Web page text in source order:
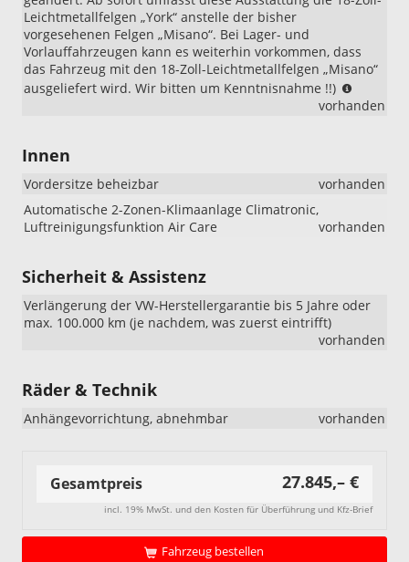
Leichtmetallfelgen „York“ anstelle der bisher
vorgesehenen Felgen „Misano“. Bei Lager- und
Vorlauffahrzeugen kann es weiterhin vorkommen, dass
das Fahrzeug mit den 18-Zoll-Leichtmetallfelgen „Misano“
ausgeliefert wird. Wir bitten um Kenntnisnahme !!)
Hinweis
Limited“:
VW
Limited“
die
diese
18-
vorhanden
Innen
Vordersitze beheizbar
vorhanden
Automatische 2-Zonen-Klimaanlage Climatronic,
Luftreinigungsfunktion Air Care
vorhanden
Sicherheit & Assistenz
Verlängerung der VW-Herstellergarantie bis 5 Jahre oder
max. 100.000 km (je nachdem, was zuerst eintrifft)
vorhanden
Räder & Technik
Anhängevorrichtung, abnehmbar vorhanden
Gesamtpreis 27.845,– €
incl. 19% MwSt. und den Kosten für Überführung und Kfz-Brief
Fahrzeug bestellen